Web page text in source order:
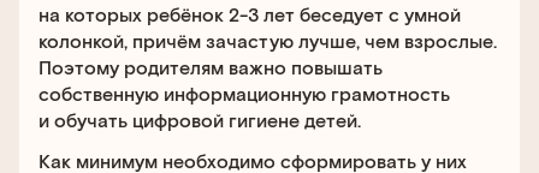
на которых ребёнок 2-3 лет беседует с умной
колонкой, причём зачастую лучше, чем взрослые.
Поэтому родителям важно повышать
собственную информационную грамотность
и обучать цифровой гигиене детей.
Как минимум необходимо сформировать у них